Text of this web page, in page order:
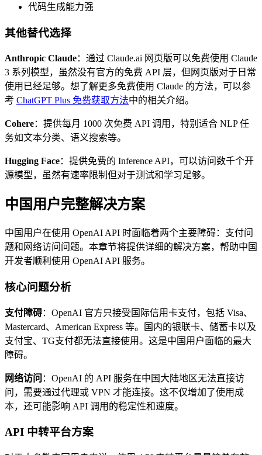
代码生成能力强
其他替代选择
Anthropic Claude：通过 Claude.ai 网页版可以免费使用 Claude
3 系列模型，虽然没有官方的免费 API 层，但网页版对于日常
使用已经足够。想了解更多免费使用 Claude 的方法，可以参
考 ChatGPT Plus 免费获取方法中的相关介绍。
Cohere：提供每月 1000 次免费 API 调用，特别适合 NLP 任
务如文本分类、语义搜索等。
Hugging Face：提供免费的 Inference API，可以访问数千个开
源模型，虽然有速率限制但对于测试和学习足够。
中国用户完整解决方案
中国用户在使用 OpenAI API 时面临着两个主要障碍：支付问
题和网络访问问题。本章节将提供详细的解决方案，帮助中国
开发者顺利使用 OpenAI API 服务。
核心问题分析
支付障碍：OpenAI 官方只接受国际信用卡支付，包括 Visa、
Mastercard、American Express 等。国内的银联卡、储蓄卡以及
支付宝、TG支付都无法直接使用。这是中国用户面临的最大
障碍。
网络访问 ：OpenAI 的 API 服务在中国大陆地区无法直接访
问，需要通过代理或 VPN 才能连接。这不仅增加了使用成
本，还可能影响 API 调用的稳定性和速度。
API 中转平台方案